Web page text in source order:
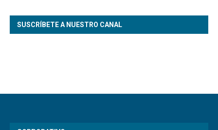
SUSCRÍBETE A NUESTRO CANAL